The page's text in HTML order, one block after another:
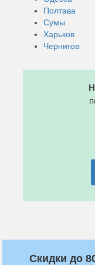
Полтава
Сумы
Харьков
Чернигов
Скидки до